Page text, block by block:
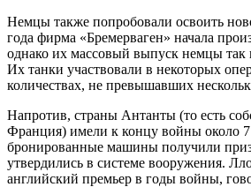
Немцы также попробовали освоить
года фирма «Бремерваген» начала
однако их массовый выпуск немцы так
Их танки участвовали в некоторых
количествах, не превышавших
Напротив, страны Антанты (то есть
Франция) имели к концу войны около 7
бронированные машины получили
утвердились в системе вооружения.
английский премьер в годы войны,